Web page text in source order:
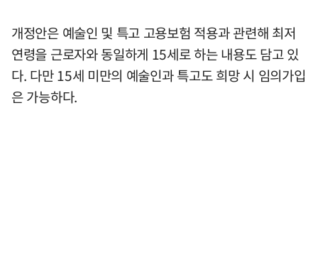
개정안은 예술인 및 특고 고용보험 적용과 관련해 최저
연령을 근로자와 동일하게 15세로 하는 내용도 담고 있
다. 다만 15세 미만의 예술인과 특고도 희망 시 임의가입
은 가능하다.